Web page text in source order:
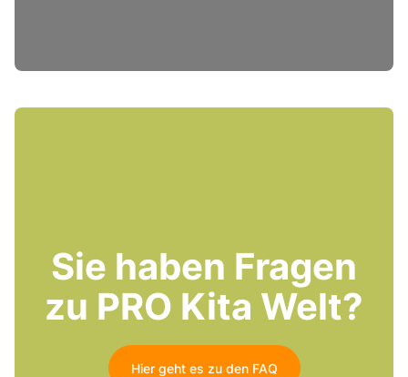
Sie haben Fragen
zu PRO Kita Welt?
Hier geht es zu den FAQ